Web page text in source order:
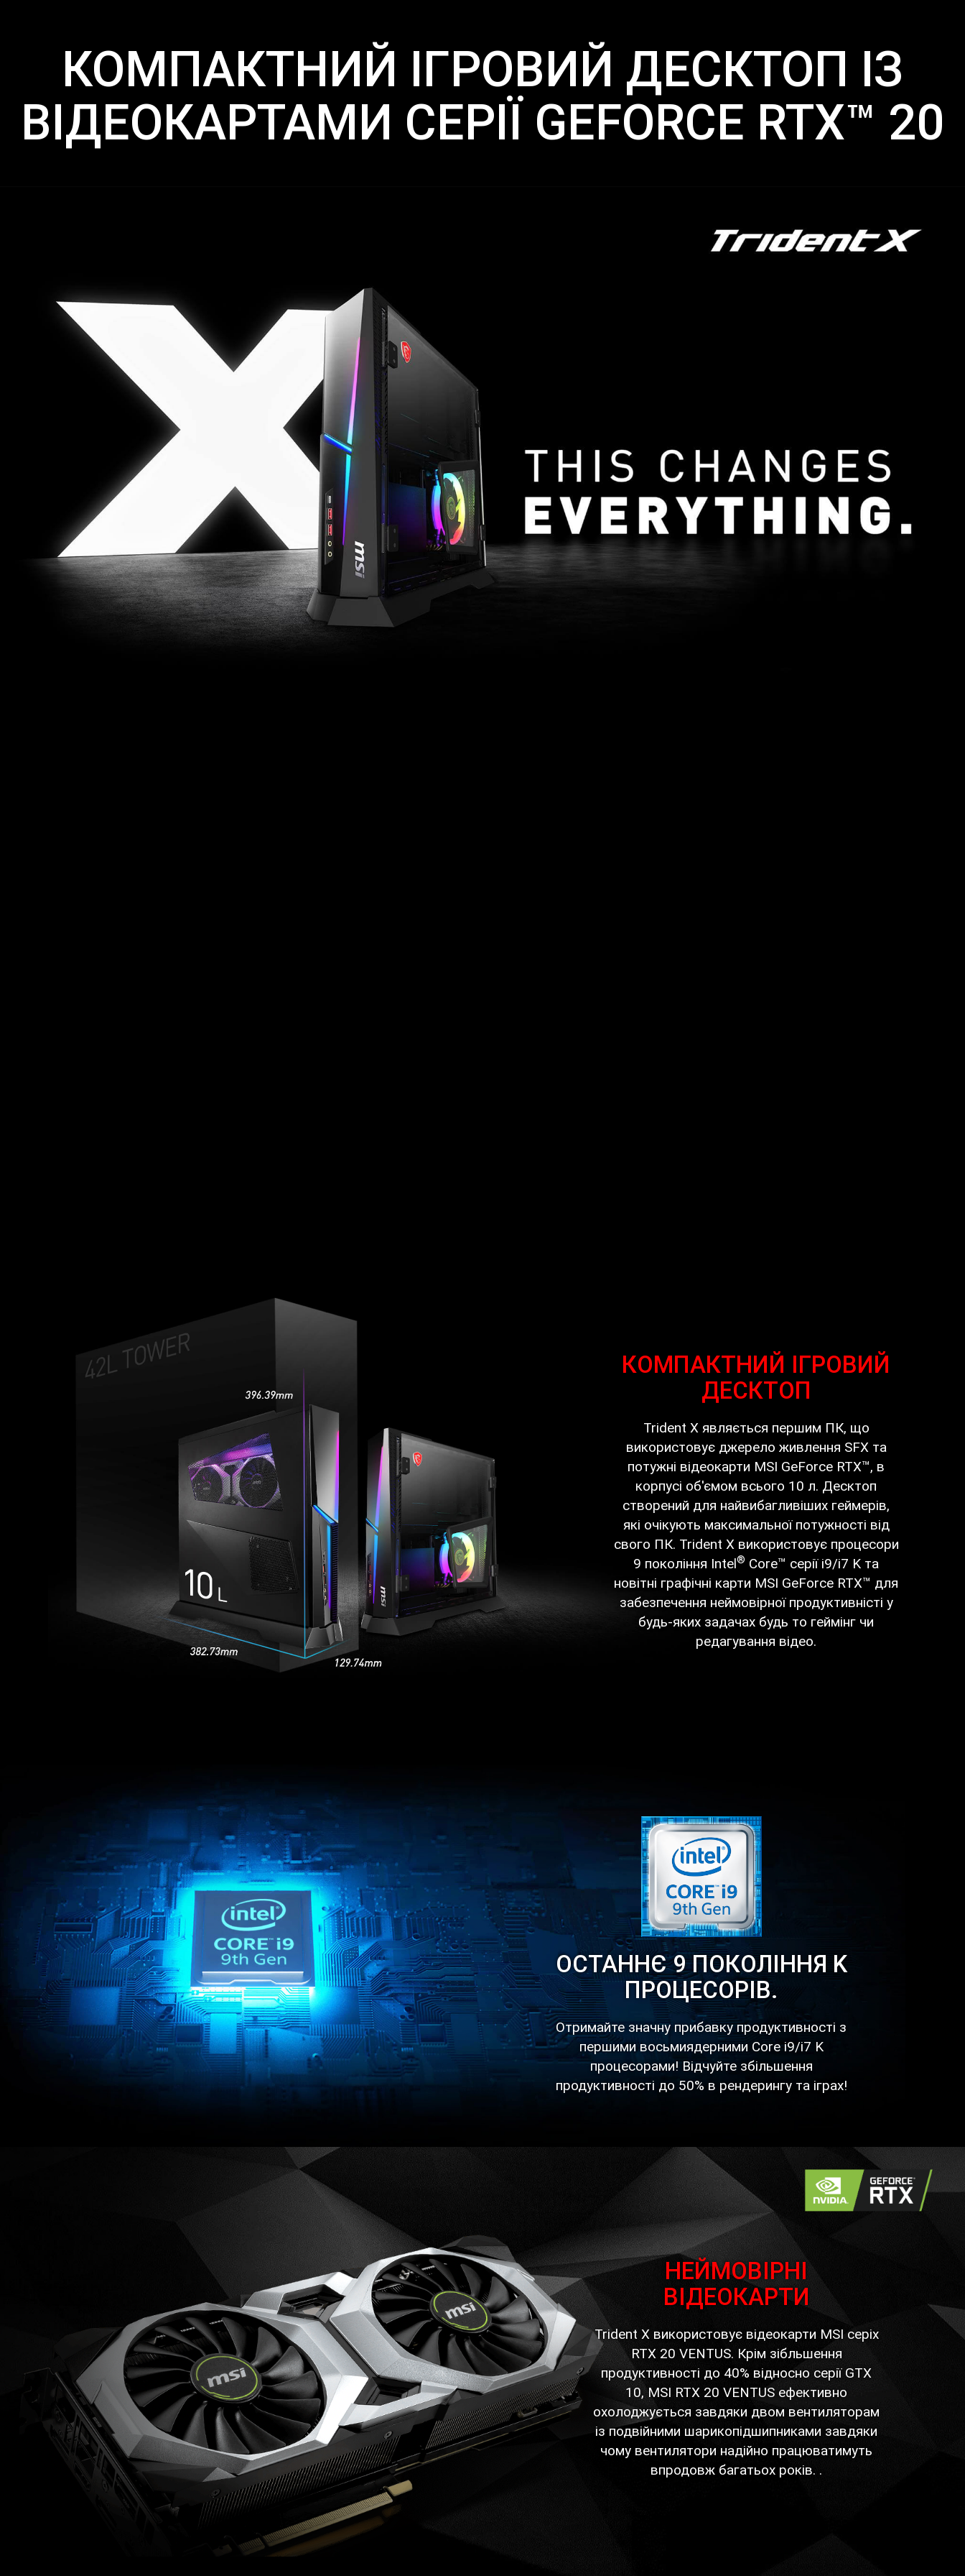
КОМПАКТНИЙ ІГРОВИЙ ДЕСКТОП ІЗ
ВІДЕОКАРТАМИ СЕРІЇ GEFORCE RTX™ 20
КОМПАКТНИЙ ІГРОВИЙ
ДЕСКТОП
Trident X являється першим ПК, що
використовує джерело живлення SFX та
потужні відеокарти MSI GeForce RTX™, в
корпусі об'ємом всього 10 л. Десктоп
створений для найвибагливіших геймерів,
які очікують максимальної потужності від
свого ПК. Trident X використовує процесори
9 покоління Intel® Core™ серії i9/i7 K та
новітні графічні карти MSI GeForce RTX™ для
забезпечення неймовірної продуктивністі у
будь-яких задачах будь то геймінг чи
редагування відео.
ОСТАННЄ 9 ПОКОЛІННЯ K
ПРОЦЕСОРІВ.
Отримайте значну прибавку продуктивності з
першими восьмиядерними Core i9/i7 K
процесорами! Відчуйте збільшення
продуктивності до 50% в рендерингу та іграх!
НЕЙМОВІРНІ
ВІДЕОКАРТИ
Trident X використовує відеокарти MSI серіх
RTX 20 VENTUS. Крім зібльшення
продуктивності до 40% відносно серії GTX
10, MSI RTX 20 VENTUS ефективно
охолоджується завдяки двом вентиляторам
із подвійними шарикопідшипниками завдяки
чому вентилятори надійно працюватимуть
впродовж багатьох років. .